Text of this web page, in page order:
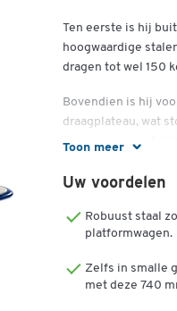
Toon meer
Ten eerste is hij
hoogwaardige
dragen tot wel 150
Bovendien is hij
draagplateau, wat
heeft hij een
omdat u de wagen
opbergen. Let ook
detail is, maar ook
Uw voordelen
Robuust staal
platformwagen.
Zelfs in smalle
met deze 740